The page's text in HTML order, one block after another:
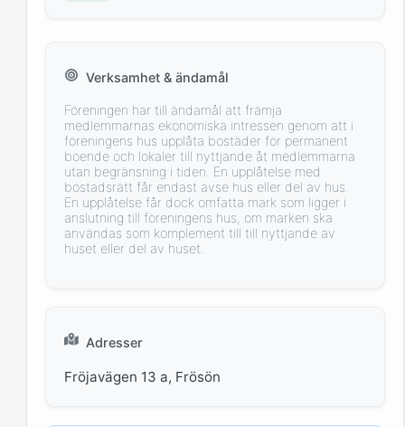
Verksamhet & ändamål
Föreningen har till ändamål att främja
medlemmarnas ekonomiska intressen genom att i
föreningens hus upplåta bostäder för permanent
boende och lokaler till nyttjande åt medlemmarna
utan begränsning i tiden. En upplåtelse med
bostadsrätt får endast avse hus eller del av hus.
En upplåtelse får dock omfatta mark som ligger i
anslutning till föreningens hus, om marken ska
användas som komplement till till nyttjande av
huset eller del av huset.
Adresser
Fröjavägen 13 a, Frösön